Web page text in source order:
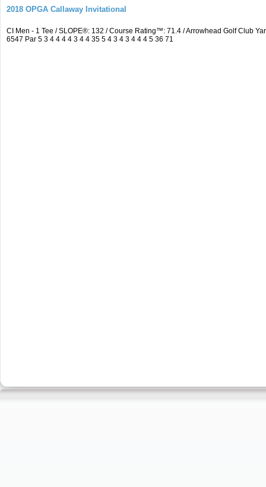
2018 OPGA Callaway Invitational
CI Men - 1 Tee / SLOPE®: 132 / Course Rating™: 71.4 / Arrowhead Golf Club
6547 Par 5 3 4 4 4 4 3 4 4 35 5 4 3 4 3 4 4 4 5 36 71